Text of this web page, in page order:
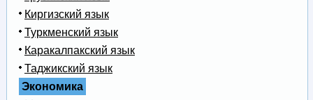
Киргизский язык
Туркменский язык
Каракалпакский язык
Таджикский язык
Экономика